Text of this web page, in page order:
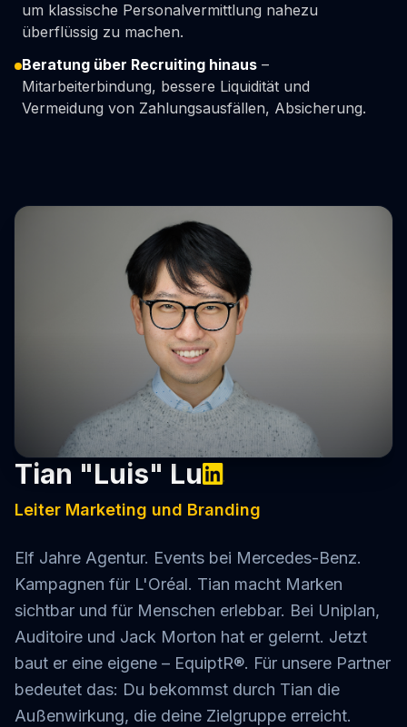
um klassische Personalvermittlung nahezu
überflüssig zu machen.
Beratung über Recruiting hinaus –
Mitarbeiterbindung, bessere Liquidität und
Vermeidung von Zahlungsausfällen, Absicherung.
Tian "Luis" Lu
Leiter Marketing und Branding
Elf Jahre Agentur. Events bei Mercedes-Benz.
Kampagnen für L'Oréal. Tian macht Marken
sichtbar und für Menschen erlebbar. Bei Uniplan,
Auditoire und Jack Morton hat er gelernt. Jetzt
baut er eine eigene – EquiptR®. Für unsere Partner
bedeutet das: Du bekommst durch Tian die
Außenwirkung, die deine Zielgruppe erreicht.